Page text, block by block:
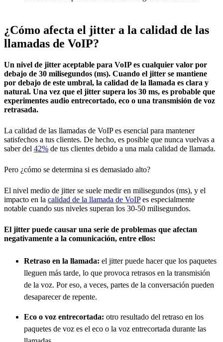
¿Cómo afecta el jitter a la calidad de las
llamadas de VoIP?
Un nivel de jitter aceptable para VoIP es cualquier valor por
debajo de 30 milisegundos (ms). Cuando el jitter se mantiene
por debajo de este umbral, la calidad de la llamada es clara y
natural. Una vez que el jitter supera los 30 ms, es probable que
experimentes audio entrecortado, eco o una transmisión de voz
retrasada.
La calidad de las llamadas de VoIP es esencial para mantener
satisfechos a tus clientes. De hecho, es posible que nunca vuelvas a
saber del 42% de tus clientes debido a una mala calidad de llamada.
Pero ¿cómo se determina si es demasiado alto?
El nivel medio de jitter se suele medir en milisegundos (ms), y el
impacto en la calidad de la llamada de VoIPes especialmente
notable cuando sus niveles superan los 30-50 milisegundos.
El jitter puede causar una serie de problemas que afectan
negativamente a la comunicación, entre ellos:
Retraso en la llamada: el jitter puede hacer que los paquetes
lleguen más tarde, lo que provoca retrasos en la transmisión
de la voz. Por eso, a veces, partes de la conversación pueden
desaparecer de repente.
Eco o voz entrecortada: otro resultado del retraso en los
paquetes de voz es el eco o la voz entrecortada durante las